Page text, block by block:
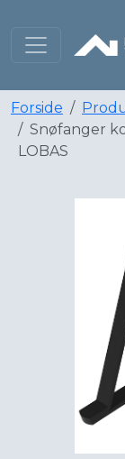
Forside
Snøfanger
LOBAS